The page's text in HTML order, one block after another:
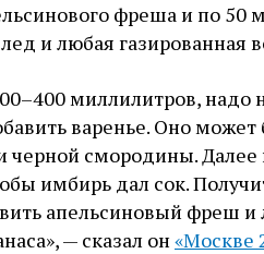
фреша и по 50
и любая газированная
миллилитров, надо
варенье. Оно
черной смородины.
имбирь дал сок.
апельсиновый фреш
— сказал он«Москве